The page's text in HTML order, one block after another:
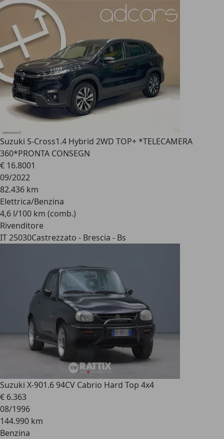
Suzuki S-Cross1.4 Hybrid 2WD TOP+ *TELECAMERA
360*PRONTA CONSEGN
€ 16.8001
09/2022
82.436 km
Elettrica/Benzina
4,6 l/100 km (comb.)
Rivenditore
IT 25030Castrezzato - Brescia - Bs
Suzuki X-901.6 94CV Cabrio Hard Top 4x4
€ 6.363
08/1996
144.990 km
Benzina